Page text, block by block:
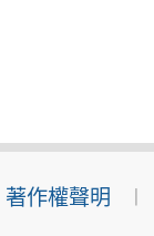
著作權聲明